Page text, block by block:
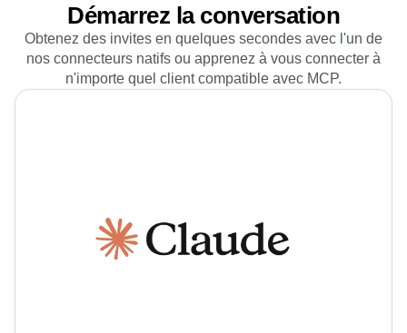
Démarrez la conversation
Obtenez des invites en quelques secondes avec l'un de
nos connecteurs natifs ou apprenez à vous connecter à
n'importe quel client compatible avec MCP.